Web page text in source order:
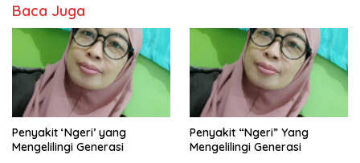
Baca Juga
Penyakit ‘Ngeri’ yang
Mengelilingi Generasi
Penyakit “Ngeri” Yang
Mengelilingi Generasi